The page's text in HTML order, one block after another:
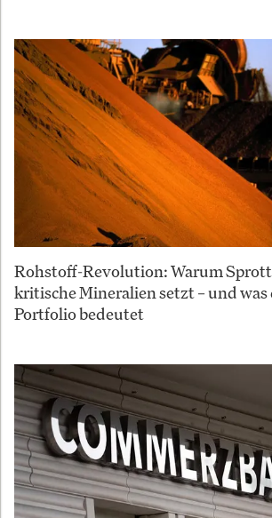
Rohstoff-Revolution: Warum
kritische Mineralien setzt – und was
Portfolio bedeutet